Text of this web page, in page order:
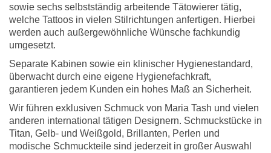
sowie sechs selbstständig arbeitende Tätowierer tätig,
welche Tattoos in vielen Stilrichtungen anfertigen. Hierbei
werden auch außergewöhnliche Wünsche fachkundig
umgesetzt.
Separate Kabinen sowie ein klinischer Hygienestandard,
überwacht durch eine eigene Hygienefachkraft,
garantieren jedem Kunden ein hohes Maß an Sicherheit.
Wir führen exklusiven Schmuck von Maria Tash und vielen
anderen international tätigen Designern. Schmuckstücke in
Titan, Gelb- und Weißgold, Brillanten, Perlen und
modische Schmuckteile sind jederzeit in großer Auswahl